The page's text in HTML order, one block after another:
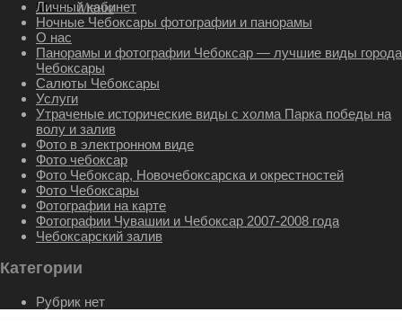
Меню Меню
Личный кабинет
Ночные Чебоксары фотографии и панорамы
О нас
Панорамы и фотографии Чебоксар — лучшие виды города
Чебоксары
Салюты Чебоксары
Услуги
Утраченые исторические виды с холма Парка победы на
волу и залив
Фото в электронном виде
Фото чебоксар
Фото Чебоксар, Новочебоксарска и окрестностей
Фото Чебоксары
Фотографии на карте
Фотографии Чувашии и Чебоксар 2007-2008 года
Чебоксарский залив
Категории
Рубрик нет